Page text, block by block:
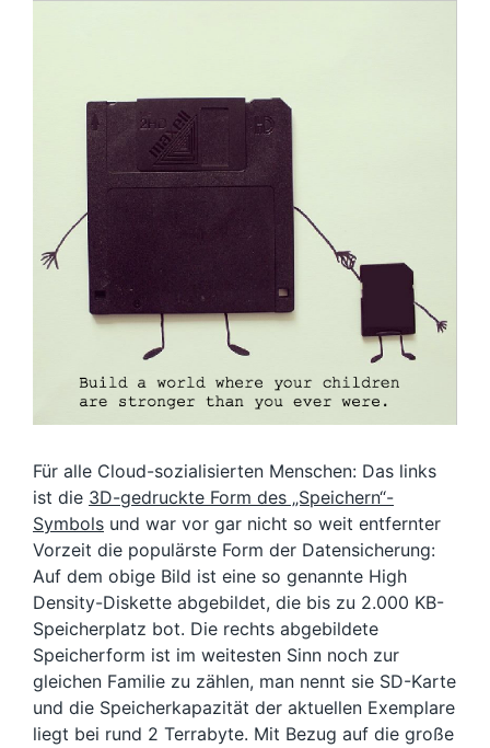
Für alle Cloud-sozialisierten Menschen: Das links
ist die 3D-gedruckte Form des „Speichern“-
Symbols und war vor gar nicht so weit entfernter
Vorzeit die populärste Form der Datensicherung:
Auf dem obige Bild ist eine so genannte High
Density-Diskette abgebildet, die bis zu 2.000 KB-
Speicherplatz bot. Die rechts abgebildete
Speicherform ist im weitesten Sinn noch zur
gleichen Familie zu zählen, man nennt sie SD-Karte
und die Speicherkapazität der aktuellen Exemplare
liegt bei rund 2 Terrabyte. Mit Bezug auf die große